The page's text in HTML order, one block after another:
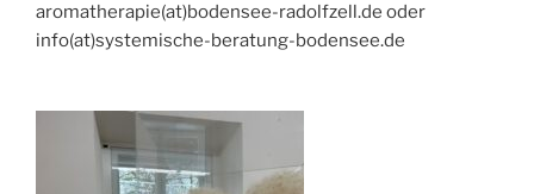
aromatherapie(at)bodensee-radolfzell.de oder
info(at)systemische-beratung-bodensee.de